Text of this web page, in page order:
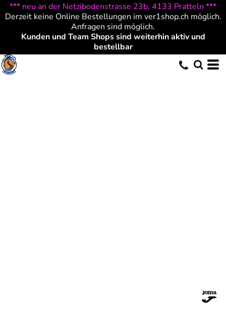
*** neu an der Netzibodenstrasse 23b, 4133 Pratteln ***
Derzeit keine Online Bestellungen im ver1shop.ch möglich.
Anfragen sind möglich.
Kunden und Team Shops sind weiterhin aktiv und
bestellbar